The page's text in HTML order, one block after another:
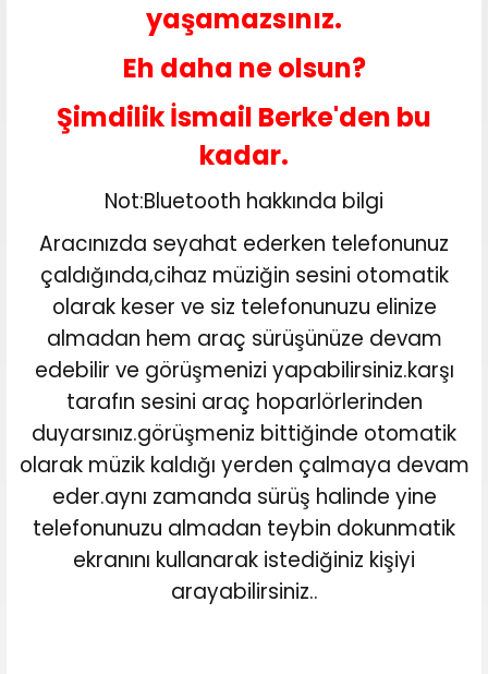
yaşamazsınız.
Eh daha ne olsun?
Şimdilik İsmail Berke'den bu
kadar.
Not:Bluetooth hakkında bilgi
Aracınızda seyahat ederken telefonunuz
çaldığında,cihaz müziğin sesini otomatik
olarak keser ve siz telefonunuzu elinize
almadan hem araç sürüşünüze devam
edebilir ve görüşmenizi yapabilirsiniz.karşı
tarafın sesini araç hoparlörlerinden
duyarsınız.görüşmeniz bittiğinde otomatik
olarak müzik kaldığı yerden çalmaya devam
eder.aynı zamanda sürüş halinde yine
telefonunuzu almadan teybin dokunmatik
ekranını kullanarak istediğiniz kişiyi
arayabilirsiniz..